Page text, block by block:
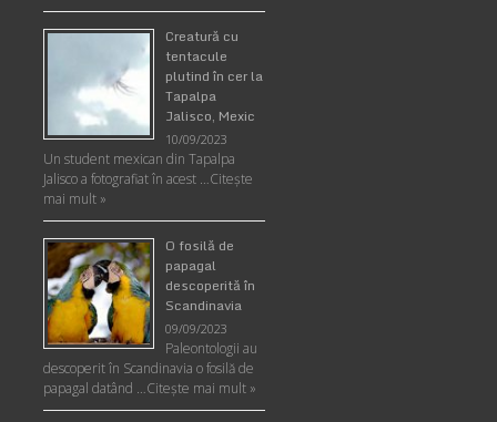
Creatură cu
tentacule
plutind în cer la
Tapalpa
Jalisco, Mexic
10/09/2023
Un student mexican din Tapalpa
Jalisco a fotografiat în acest …Citește
mai mult »
O fosilă de
papagal
descoperită în
Scandinavia
09/09/2023
Paleontologii au
descoperit în Scandinavia o fosilă de
papagal datând …Citește mai mult »